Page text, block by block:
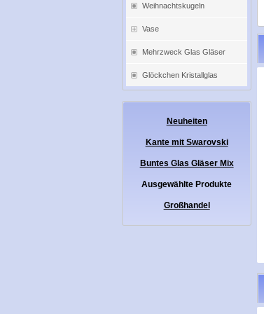
Weihnachtskugeln
Vase
Mehrzweck Glas Gläser
Glöckchen Kristallglas
Neuheiten
Kante mit Swarovski
Buntes Glas Gläser Mix
Ausgewählte Produkte
Großhandel